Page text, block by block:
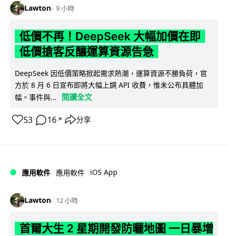
Lawton 9 小時
低價不再！DeepSeek 大幅加價在即
低價搶客反釀運算資源告急
DeepSeek 因低價策略掀起需求熱潮，運算資源不勝負荷，官
方於 8 月 6 日宣布即將大幅上調 API 收費，惟未公布具體加
幅。事件與...
閱讀全文
53 16 ↗ 分享
應用軟件 應用軟件 iOS App
Lawton 12 小時
首爾大生 2 星期開發防曬地圖 一日暴增